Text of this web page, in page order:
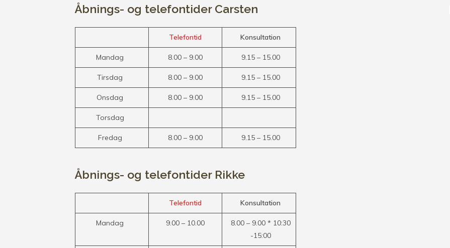
Åbnings- og telefontider Carsten
Telefontid Konsultation
Mandag 8.00 – 9.00 9.15 – 15.00
Tirsdag 8.00 – 9.00 9.15 – 15.00
Onsdag 8.00 – 9.00 9.15 – 15.00
Torsdag
Fredag 8.00 – 9.00 9.15 – 15.00
Åbnings- og telefontider Rikke
Telefontid Konsultation
Mandag 9.00 – 10.00
8.00 – 9.00 * 10:30
-15:00